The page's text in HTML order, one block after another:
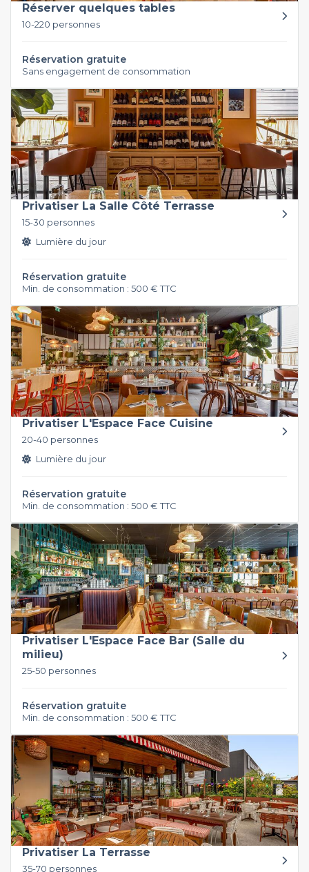
Réserver quelques tables
10-220 personnes
Réservation gratuite
Sans engagement de consommation
Privatiser La Salle Côté Terrasse
15-30 personnes
Lumière du jour
Réservation gratuite
Min. de consommation : 500 € TTC
Privatiser L'Espace Face Cuisine
20-40 personnes
Lumière du jour
Réservation gratuite
Min. de consommation : 500 € TTC
Privatiser L'Espace Face Bar (Salle du
milieu)
25-50 personnes
Réservation gratuite
Min. de consommation : 500 € TTC
Privatiser La Terrasse
35-70 personnes